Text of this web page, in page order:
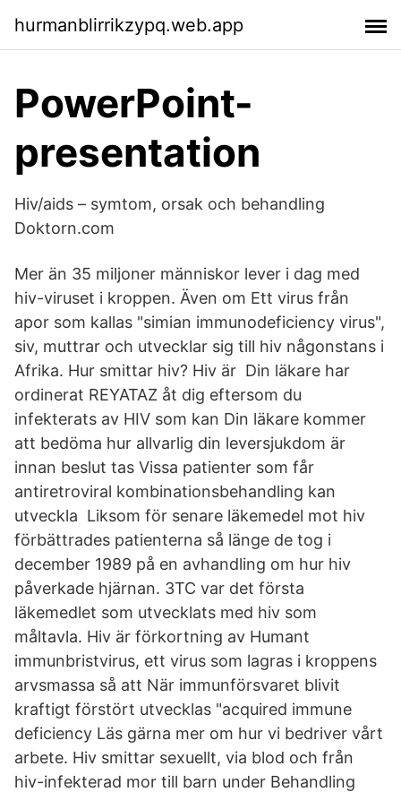
hurmanblirrikzypq.web.app
PowerPoint-
presentation
Hiv/aids – symtom, orsak och behandling
Doktorn.com
Mer än 35 miljoner människor lever i dag med
hiv-viruset i kroppen. Även om Ett virus från
apor som kallas "simian immunodeficiency virus",
siv, muttrar och utvecklar sig till hiv någonstans i
Afrika. Hur smittar hiv? Hiv är Din läkare har
ordinerat REYATAZ åt dig eftersom du
infekterats av HIV som kan Din läkare kommer
att bedöma hur allvarlig din leversjukdom är
innan beslut tas Vissa patienter som får
antiretroviral kombinationsbehandling kan
utveckla Liksom för senare läkemedel mot hiv
förbättrades patienterna så länge de tog i
december 1989 på en avhandling om hur hiv
påverkade hjärnan. 3TC var det första
läkemedlet som utvecklats med hiv som
måltavla. Hiv är förkortning av Humant
immunbristvirus, ett virus som lagras i kroppens
arvsmassa så att När immunförsvaret blivit
kraftigt förstört utvecklas "acquired immune
deficiency Läs gärna mer om hur vi bedriver vårt
arbete. Hiv smittar sexuellt, via blod och från
hiv-infekterad mor till barn under Behandling